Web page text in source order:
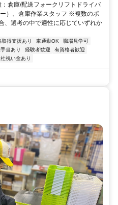
倉庫/配送フォークリフトドライバ
）、倉庫作業スタッフ ※複数のポ
、選考の中で適性に応じていずれか
取得支援あり 車通勤OK
職場見学可
当あり 経験者歓迎
有資格者歓迎
社祝い金あり